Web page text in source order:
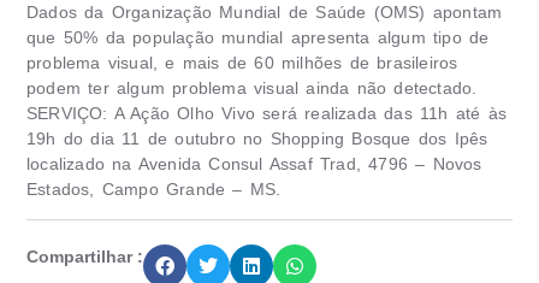
Dados da Organização Mundial de Saúde (OMS) apontam
que 50% da população mundial apresenta algum tipo de
problema visual, e mais de 60 milhões de brasileiros
podem ter algum problema visual ainda não detectado.
SERVIÇO: A Ação Olho Vivo será realizada das 11h até às
19h do dia 11 de outubro no Shopping Bosque dos Ipês
localizado na Avenida Consul Assaf Trad, 4796 – Novos
Estados, Campo Grande – MS.
Compartilhar :